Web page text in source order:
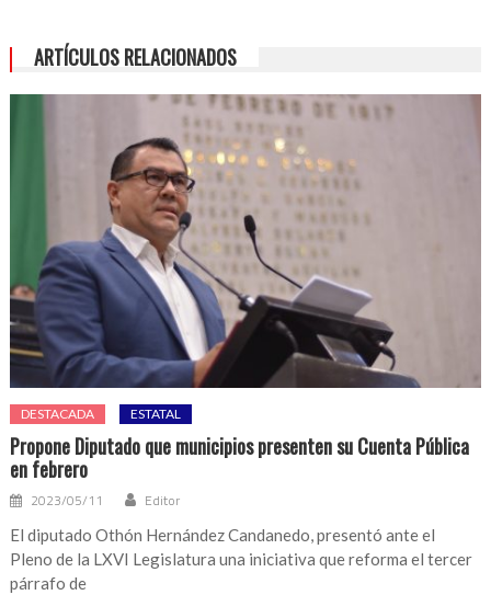
ARTÍCULOS RELACIONADOS
DESTACADA ESTATAL
Propone Diputado que municipios presenten su Cuenta Pública
en febrero
2023/05/11 Editor
El diputado Othón Hernández Candanedo, presentó ante el
Pleno de la LXVI Legislatura una iniciativa que reforma el tercer
párrafo de